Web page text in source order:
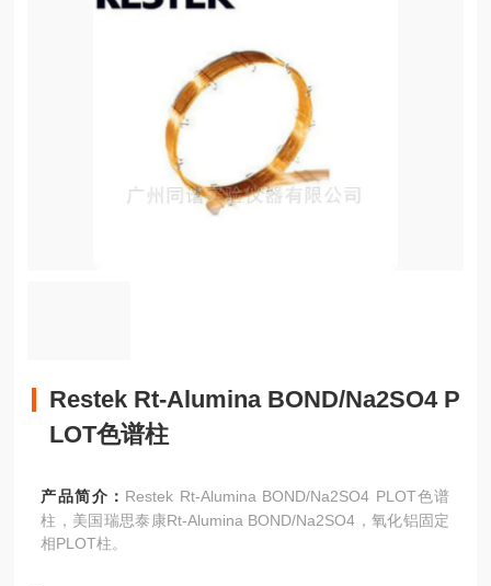
Restek Rt-Alumina BOND/Na2SO4 P
LOT色谱柱
产品简介： Restek Rt-Alumina BOND/Na2SO4 PLOT色谱
柱，美国瑞思泰康Rt-Alumina BOND/Na2SO4，氧化铝固定
相PLOT柱。